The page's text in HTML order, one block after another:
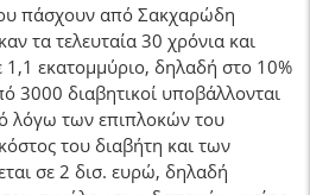
πάσχουν από Σακχαρώδη
τα τελευταία 30 χρόνια και
1,1 εκατομμύριο, δηλαδή στο 10%
διαβητικοί υποβάλλονται
λόγω των επιπλοκών του
του διαβήτη και των
σε 2 δισ. ευρώ, δηλαδή